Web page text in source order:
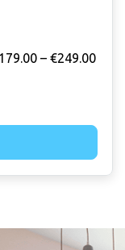
179.00 – €249.00